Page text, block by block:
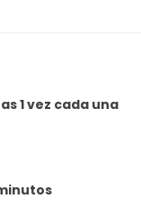
1 vez cada una